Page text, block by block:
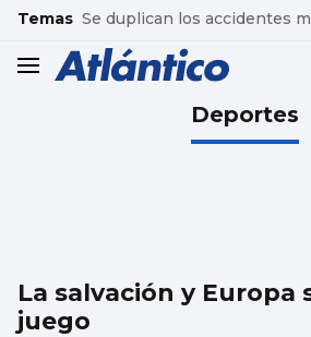
common.go-to-content
Temas Se duplican los accidentes
header.menu.open
Deportes
La salvación y Europa
juego